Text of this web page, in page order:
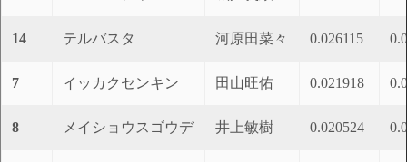
14 テルバスタ 河原田菜々 0.026115
7 イッカクセンキン 田山旺佑 0.021918
8 メイショウスゴウデ 井上敏樹 0.020524